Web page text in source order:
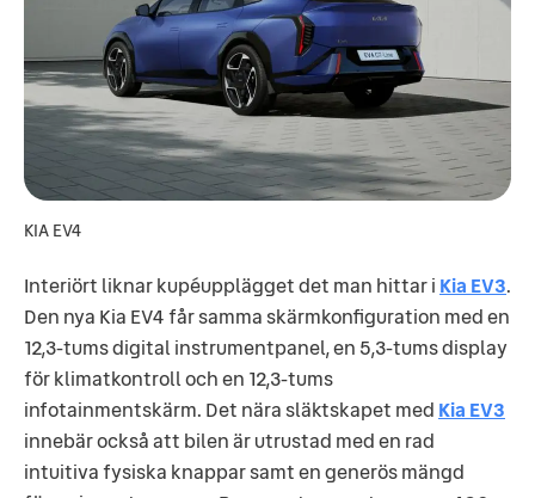
KIA EV4
Interiört liknar kupéupplägget det man hittar i Kia EV3.
Den nya Kia EV4 får samma skärmkonfiguration med en
12,3-tums digital instrumentpanel, en 5,3-tums display
för klimatkontroll och en 12,3-tums
infotainmentskärm. Det nära släktskapet med Kia EV3
innebär också att bilen är utrustad med en rad
intuitiva fysiska knappar samt en generös mängd